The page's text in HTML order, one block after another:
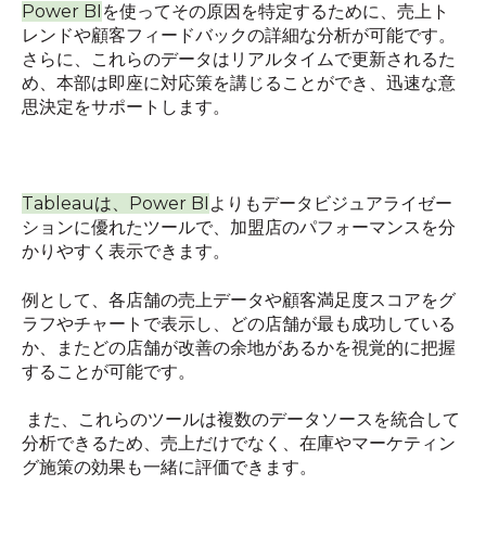
Power BI を使ってその原因を特定するために、売上ト
レンドや顧客フィードバックの詳細な分析が可能です。
さらに、これらのデータはリアルタイムで更新されるた
め、本部は即座に対応策を講じることができ、迅速な意
思決定をサポートします。
Tableauは、Power BI よりもデータビジュアライゼー
ションに優れたツールで、加盟店のパフォーマンスを分
かりやすく表示できます。
例として、各店舗の売上データや顧客満足度スコアをグ
ラフやチャートで表示し、どの店舗が最も成功している
か、またどの店舗が改善の余地があるかを視覚的に把握
することが可能です。
また、これらのツールは複数のデータソースを統合して
分析できるため、売上だけでなく、在庫やマーケティン
グ施策の効果も一緒に評価できます。